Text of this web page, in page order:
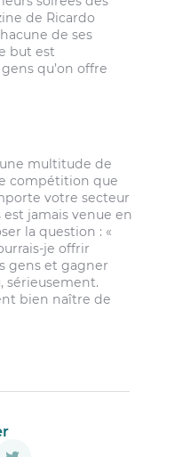
de Ricardo
de ses
but est
qu’on offre
multitude de
compétition que
votre secteur
est jamais venue en
la question : «
je offrir
gens et gagner
sérieusement.
bien naître de